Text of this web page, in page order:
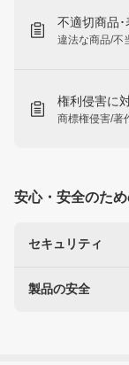
不適切商品
違法な商品/不
権利侵害に
商標権侵害/著
安心・安全のた
セキュリティ
楽天を装った不
製品の安全